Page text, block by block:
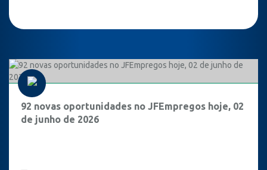
92 novas oportunidades no JFEmpregos hoje, 02
de junho de 2026